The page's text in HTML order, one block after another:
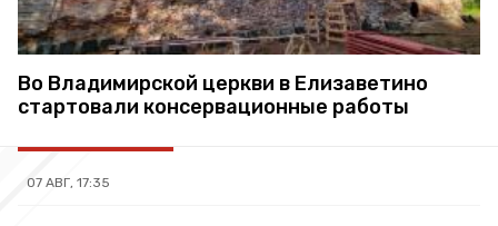
Во Владимирской церкви в Елизаветино
стартовали консервационные работы
07 АВГ, 17:35